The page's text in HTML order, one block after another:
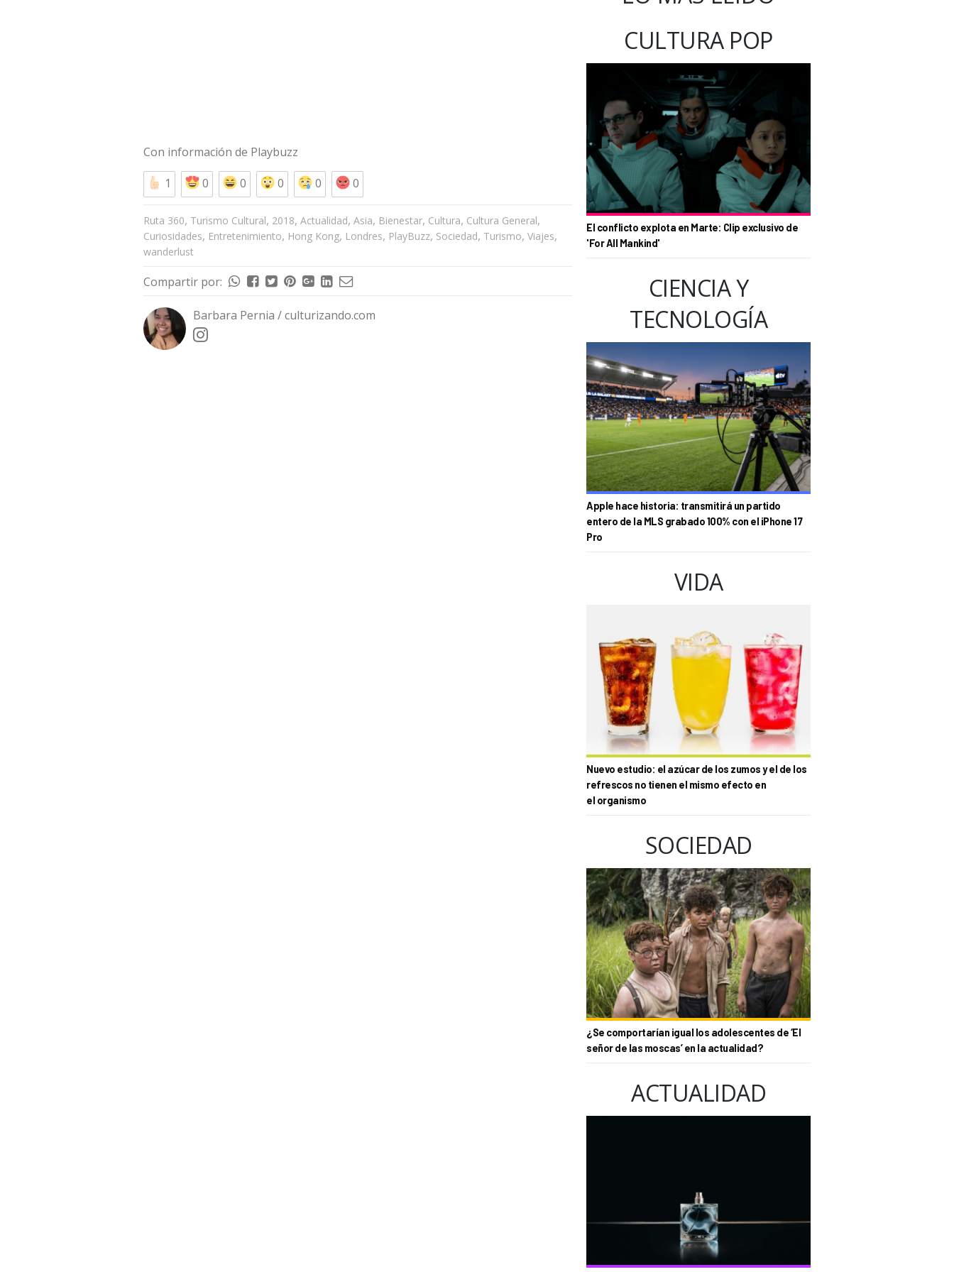
Con información de Playbuzz
1
0 0 0 0 0
Ruta 360, Turismo Cultural, 2018, Actualidad, Asia, Bienestar, Cultura, Cultura General,
Curiosidades, Entretenimiento, Hong Kong, Londres, PlayBuzz, Sociedad, Turismo, Viajes,
wanderlust
Compartir por:
Barbara Pernia / culturizando.com
CULTURA POP
El conflicto explota en Marte: Clip exclusivo de
'For All Mankind'
CIENCIA Y
TECNOLOGÍA
Apple hace historia: transmitirá un partido
entero de la MLS grabado 100% con el iPhone 17
Pro
VIDA
Nuevo estudio: el azúcar de los zumos y el de los
refrescos no tienen el mismo efecto en
el organismo
SOCIEDAD
¿Se comportarían igual los adolescentes de ‘El
señor de las moscas’ en la actualidad?
ACTUALIDAD